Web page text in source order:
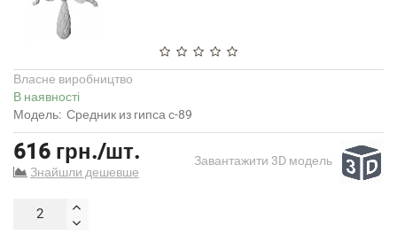
Власне виробництво
В наявності
Модель: Средник из гипса с-89
616 грн./шт.
Знайшли дешевше
Завантажити 3D модель